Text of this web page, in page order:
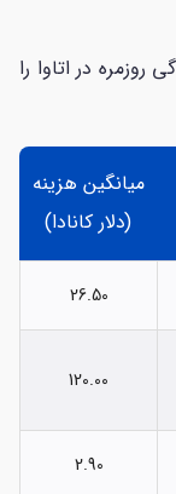
در اتاوا را
میانگین هزینه
(دلار کانادا)
26.50
120.00
2.90